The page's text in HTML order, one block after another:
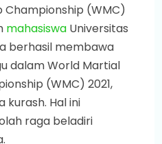
(WMC)
mahasiswa Universitas
berhasil membawa
dalam World Martial
(WMC) 2021,
kurash. Hal ini
raga beladiri